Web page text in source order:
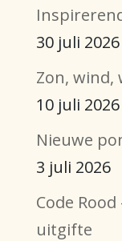
30 juli 2026
Zon, wind,
10 juli 2026
Nieuwe
3 juli 2026
Code
uitgifte